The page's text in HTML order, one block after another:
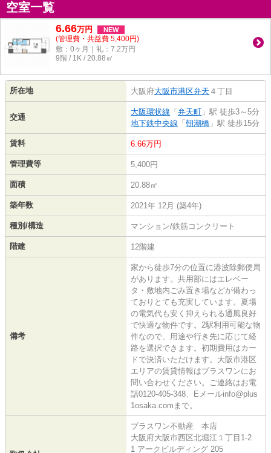
空室一覧
6.66万円 NEW
(管理費・共益費 5,400円)
敷：0ヶ月｜礼：7.2万円
9階 / 1K / 20.88㎡
所在地 大阪府大阪市港区弁天 ４丁目
交通
大阪環状線 「 弁天町 」駅 徒歩3～5分
地下鉄中央線 「 朝潮橋 」駅 徒歩15分
賃料 6.66万円
管理費等 5,400円
面積 20.88㎡
築年数 2021年 12月 (築4年)
種別/構造 マンション/鉄筋コンクリート
階建 12階建
備考
家から徒歩7分の位置に港波除郵便局
があります。共用部にはエレベー
タ・敷地内ごみ置き場などが備わっ
ておりとても充実しています。夏場
の電気代も安く抑えられる通風良好
で快適な物件です。2駅利用可能な物
件なので、用途や行き先に応じて経
路を選択できます。初期費用はカー
ドで決済いただけます。大阪市港区
エリアの賃貸情報はプラスワンにお
問い合わせください。ご連絡はお電
話0120-405-348、Eメールinfo@plus
1osaka.comまで。
プラスワン不動産 本店
大阪府大阪市西区北堀江１丁目1-2
1 アークビルディング 205